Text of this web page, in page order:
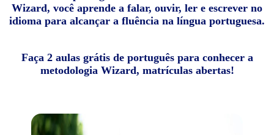
Wizard, você aprende a falar, ouvir, ler e escrever no
idioma para alcançar a fluência na língua portuguesa.
Faça 2 aulas grátis de português para conhecer a
metodologia Wizard, matrículas abertas!